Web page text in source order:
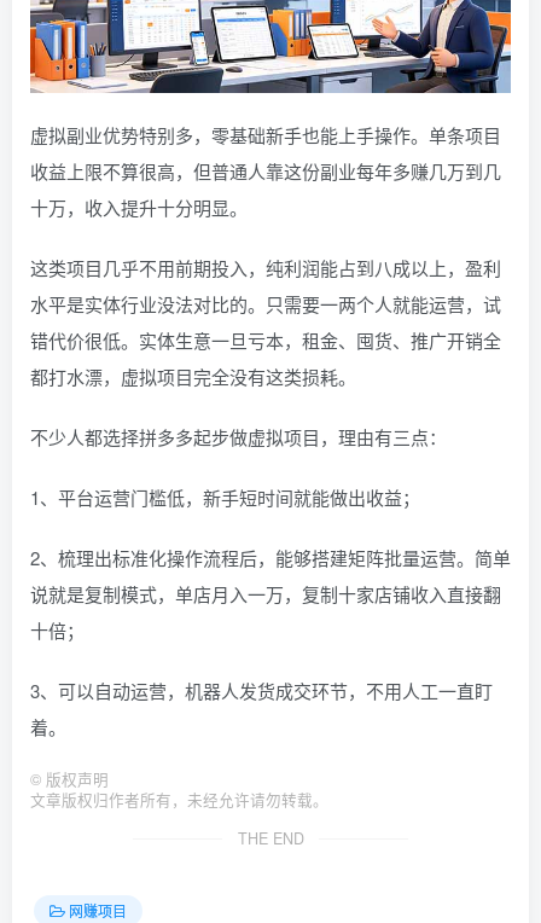
虚拟副业优势特别多，零基础新手也能上手操作。单条项目
收益上限不算很高，但普通人靠这份副业每年多赚几万到几
十万，收入提升十分明显。
这类项目几乎不用前期投入，纯利润能占到八成以上，盈利
水平是实体行业没法对比的。只需要一两个人就能运营，试
错代价很低。实体生意一旦亏本，租金、囤货、推广开销全
都打水漂，虚拟项目完全没有这类损耗。
不少人都选择拼多多起步做虚拟项目，理由有三点：
1、平台运营门槛低，新手短时间就能做出收益；
2、梳理出标准化操作流程后，能够搭建矩阵批量运营。简单
说就是复制模式，单店月入一万，复制十家店铺收入直接翻
十倍；
3、可以自动运营，机器人发货成交环节，不用人工一直盯
着。
© 版权声明
文章版权归作者所有，未经允许请勿转载。
THE END
网赚项目